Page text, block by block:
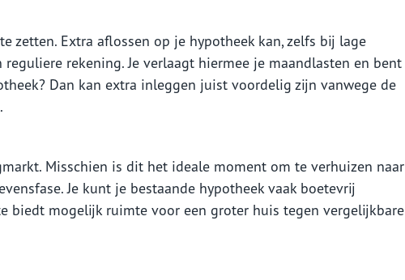
zetten. Extra aflossen op je hypotheek kan, zelfs bij lage
rekening. Je verlaagt hiermee je maandlasten en bent
Dan kan extra inleggen juist voordelig zijn vanwege de
Misschien is dit het ideale moment om te verhuizen naar
Je kunt je bestaande hypotheek vaak boetevrij
biedt mogelijk ruimte voor een groter huis tegen vergelijkbare